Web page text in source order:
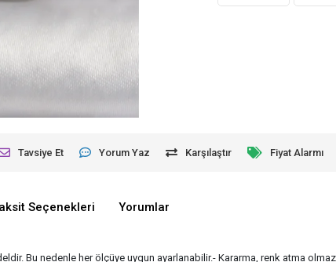
Tavsiye Et Yorum Yaz Karşılaştır Fiyat Alarmı
Seçenekleri Yorumlar
Bu nedenle her ölçüye uygun ayarlanabilir.- Kararma, renk atma